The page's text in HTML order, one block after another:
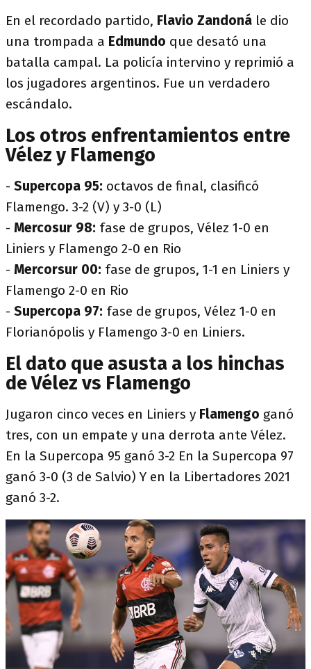
En el recordado partido, Flavio Zandoná le dio
una trompada a Edmundo que desató una
batalla campal. La policía intervino y reprimió a
los jugadores argentinos. Fue un verdadero
escándalo.
Los otros enfrentamientos entre
Vélez y Flamengo
- Supercopa 95: octavos de final, clasificó
Flamengo. 3-2 (V) y 3-0 (L)
- Mercosur 98: fase de grupos, Vélez 1-0 en
Liniers y Flamengo 2-0 en Rio
- Mercorsur 00: fase de grupos, 1-1 en Liniers y
Flamengo 2-0 en Rio
- Supercopa 97: fase de grupos, Vélez 1-0 en
Florianópolis y Flamengo 3-0 en Liniers.
El dato que asusta a los hinchas
de Vélez vs Flamengo
Jugaron cinco veces en Liniers y Flamengo ganó
tres, con un empate y una derrota ante Vélez.
En la Supercopa 95 ganó 3-2 En la Supercopa 97
ganó 3-0 (3 de Salvio) Y en la Libertadores 2021
ganó 3-2.